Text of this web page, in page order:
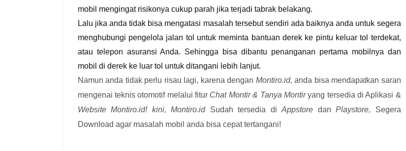
mobil mengingat risikonya cukup parah jika terjadi tabrak belakang.
Lalu jika anda tidak bisa mengatasi masalah tersebut sendiri ada baiknya anda untuk segera
menghubungi pengelola jalan tol untuk meminta bantuan derek ke pintu keluar tol terdekat,
atau telepon asuransi Anda. Sehingga bisa dibantu penanganan pertama mobilnya dan
mobil di derek ke luar tol untuk ditangani lebih lanjut.
Namun anda tidak perlu risau lagi, karena dengan Montiro.id,anda bisa mendapatkan saran
mengenai teknis otomotif melalui fitur Chat Montir & Tanya Montiryang tersedia di Aplikasi &
Website Montiro.id! kini,Montiro.id Sudah tersedia diAppstore danPlaystore, Segera
Download agar masalah mobil anda bisa cepat tertangani!